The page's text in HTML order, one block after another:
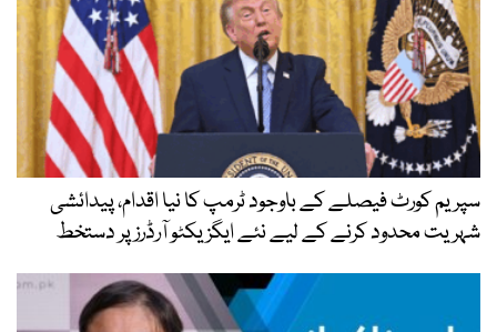
سپریم کورٹ فیصلے کے باوجود ٹرمپ کا نیا اقدام، پیدائشی
شہریت محدود کرنے کے لیے نئے ایگزیکٹو آرڈرز پر دستخط